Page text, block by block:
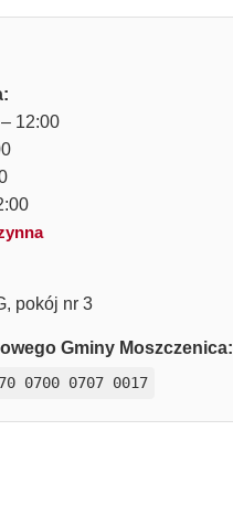
12:00
pokój nr 3
Gminy Moszczenica:
0700 0707 0017